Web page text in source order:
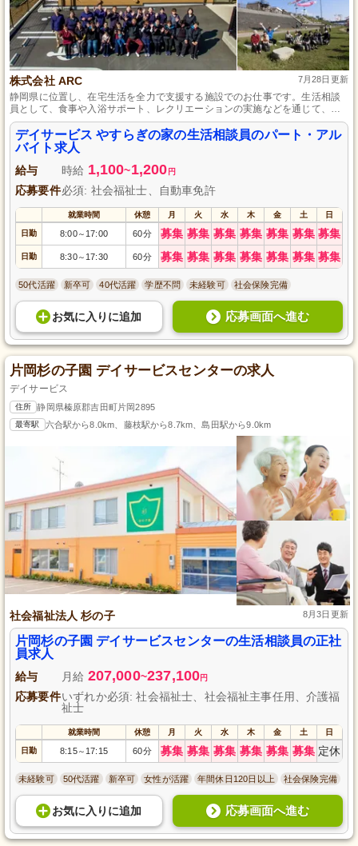
株式会社 ARC 7月28日更新
静岡県に位置し、在宅生活を全力で支援する施設でのお仕事です。生活相談
員として、食事や入浴サポート、レクリエーションの実施などを通じて、利
用者様の豊かな日々をサポートします。社会福祉士資格をお持ちであれば未
経験でも歓迎し、さらに育児休暇制度も整っているため、長期的にご活躍い
ただける条件を整えています。
デイサービス やすらぎの家の生活相談員のパート・アル
バイト求人
給与 時給 1,100~1,200 円
応募要件必須: 社会福祉士、自動車免許
就業時間 休憩 月 火 水 木 金 土 日
日勤 8:00～ 17:00 60分 募集 募集 募集 募集 募集 募集 募集
日勤 8:30～ 17:30 60分 募集 募集 募集 募集 募集 募集 募集
50代活躍 新卒可 40代活躍 学歴不問 未経験可 社会保険完備
お気に入り に追加 応募画面へ進む
片岡杉の子園 デイサービスセンターの求人
デイサービス
住所 静岡県榛原郡吉田町片岡2895
最寄駅 六合駅から8.0km、藤枝駅から8.7km、島田駅から9.0km
社会福祉法人 杉の子 8月3日更新
片岡杉の子園 デイサービスセンターの生活相談員の正社
員求人
給与 月給 207,000~237,100円
応募要件いずれか必須: 社会福祉士、社会福祉主事任用、介護福
祉士
就業時間 休憩 月 火 水 木 金 土 日
日勤 8:15～ 17:15 60分 募集 募集 募集 募集 募集 募集 定休
未経験可 50代活躍 新卒可 女性が活躍 年間休日120日以上 社会保険完備
お気に入り に追加 応募画面へ進む